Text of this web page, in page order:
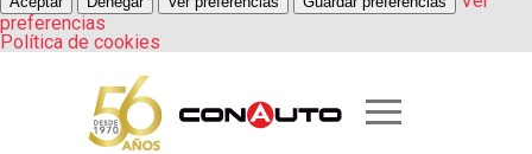
preferencias
Política de cookies